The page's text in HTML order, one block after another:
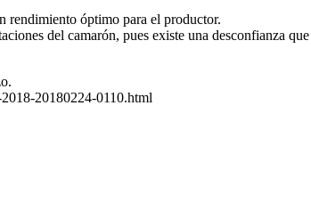
rendimiento óptimo para el productor.
del camarón, pues existe una desconfianza
20180224-0110.html